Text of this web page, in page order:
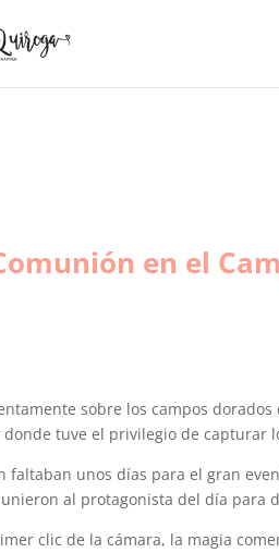
en el
sobre los campos
tuve el privilegio de capturar
faltaban unos días para el gran
al protagonista del día para
clic de la cámara, la magia